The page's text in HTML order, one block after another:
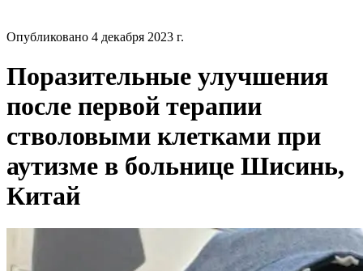
Опубликовано 4 декабря 2023 г.
Поразительные улучшения
после первой терапии
стволовыми клетками при
аутизме в больнице Шисинь,
Китай